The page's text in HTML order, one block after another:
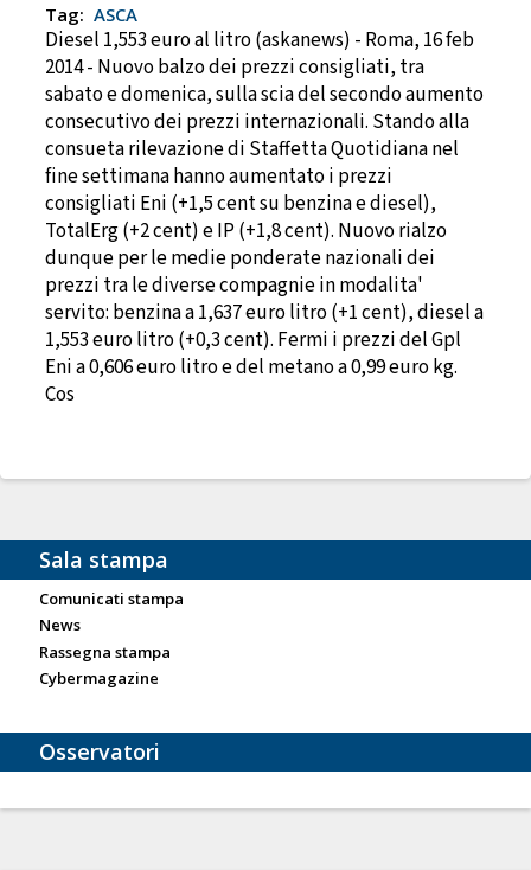
Tag: ASCA
Diesel 1,553 euro al litro (askanews) - Roma, 16 feb
2014 - Nuovo balzo dei prezzi consigliati, tra
sabato e domenica, sulla scia del secondo aumento
consecutivo dei prezzi internazionali. Stando alla
consueta rilevazione di Staffetta Quotidiana nel
fine settimana hanno aumentato i prezzi
consigliati Eni (+1,5 cent su benzina e diesel),
TotalErg (+2 cent) e IP (+1,8 cent). Nuovo rialzo
dunque per le medie ponderate nazionali dei
prezzi tra le diverse compagnie in modalita'
servito: benzina a 1,637 euro litro (+1 cent), diesel a
1,553 euro litro (+0,3 cent). Fermi i prezzi del Gpl
Eni a 0,606 euro litro e del metano a 0,99 euro kg.
Cos
Sala stampa
Comunicati stampa
News
Rassegna stampa
Cybermagazine
Osservatori